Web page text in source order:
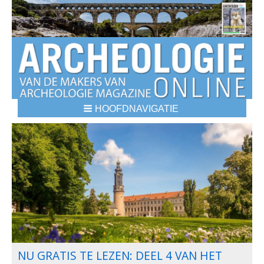
HOOFDNAVIGATIE
DE 8 LEUKSTE HISTORISCHE
NU GRATIS TE LEZEN: DEEL 4 VAN HET
GEROOFDE ROEMEENSE GOUDSCHAT UIT
WAAR IS HET GRAF VAN ALEXANDER DE
WERKPLAATS IN POMPEII ONTHULT HET